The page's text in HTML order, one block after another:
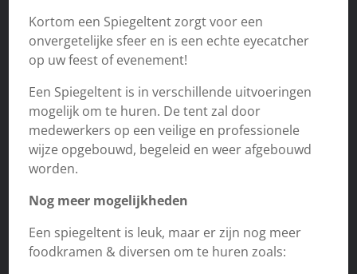
Kortom een Spiegeltent zorgt voor een
onvergetelijke sfeer en is een echte eyecatcher
op uw feest of evenement!
Een Spiegeltent is in verschillende uitvoeringen
mogelijk om te huren. De tent zal door
medewerkers op een veilige en professionele
wijze opgebouwd, begeleid en weer afgebouwd
worden.
Nog meer mogelijkheden
Een spiegeltent is leuk, maar er zijn nog meer
foodkramen & diversen om te huren zoals: